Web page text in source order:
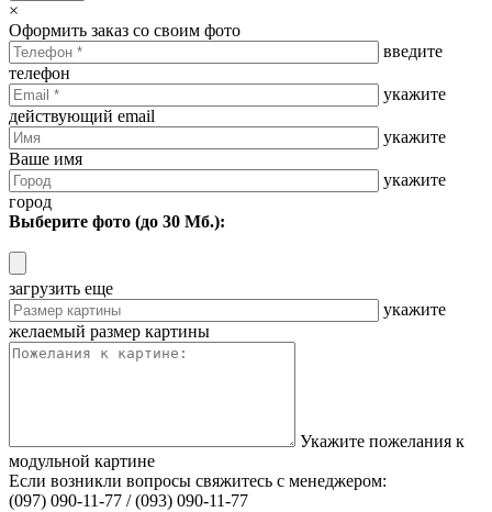
×
Оформить заказ со своим фото
введите
телефон
укажите
действующий email
укажите
Ваше имя
укажите
город
Выберите фото (до 30 Мб.):
загрузить еще
укажите
желаемый размер картины
Укажите пожелания к
модульной картине
Если возникли вопросы свяжитесь с менеджером:
(097) 090-11-77 /(093) 090-11-77